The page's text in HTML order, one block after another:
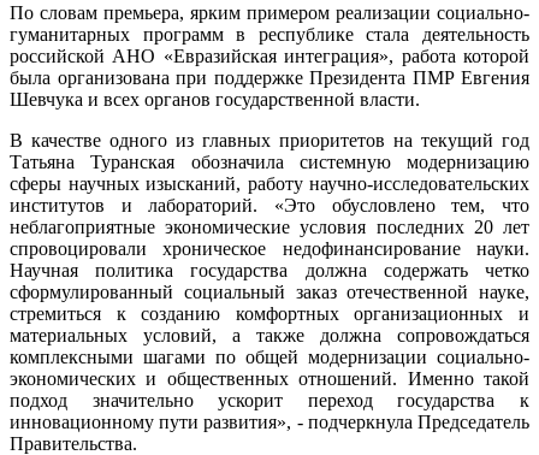
По словам премьера, ярким примером реализации социально-
гуманитарных программ в республике стала деятельность
российской АНО «Евразийская интеграция», работа которой
была организована при поддержке Президента ПМР Евгения
Шевчука и всех органов государственной власти.
В качестве одного из главных приоритетов на текущий год
Татьяна Туранская обозначила системную модернизацию
сферы научных изысканий, работу научно-исследовательских
институтов и лабораторий. «Это обусловлено тем, что
неблагоприятные экономические условия последних 20 лет
спровоцировали хроническое недофинансирование науки.
Научная политика государства должна содержать четко
сформулированный социальный заказ отечественной науке,
стремиться к созданию комфортных организационных и
материальных условий, а также должна сопровождаться
комплексными шагами по общей модернизации социально-
экономических и общественных отношений. Именно такой
подход значительно ускорит переход государства к
инновационному пути развития», - подчеркнула Председатель
Правительства.